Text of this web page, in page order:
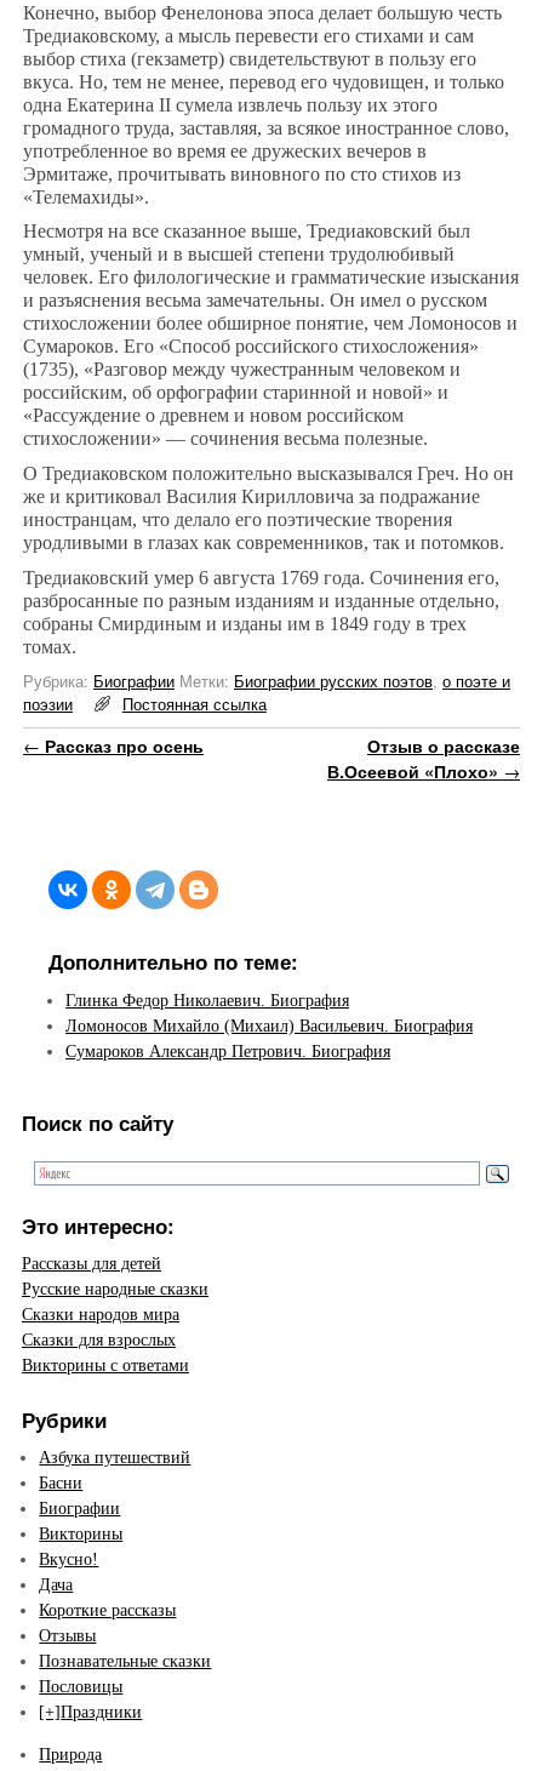
Конечно, выбор Фенелонова эпоса делает большую честь
Тредиаковскому, а мысль перевести его стихами и сам
выбор стиха (гекзаметр) свидетельствуют в пользу его
вкуса. Но, тем не менее, перевод его чудовищен, и только
одна Екатерина II сумела извлечь пользу их этого
громадного труда, заставляя, за всякое иностранное слово,
употребленное во время ее дружеских вечеров в
Эрмитаже, прочитывать виновного по сто стихов из
«Телемахиды».
Несмотря на все сказанное выше, Тредиаковский был
умный, ученый и в высшей степени трудолюбивый
человек. Его филологические и грамматические изыскания
и разъяснения весьма замечательны. Он имел о русском
стихосложении более обширное понятие, чем Ломоносов и
Сумароков. Его «Способ российского стихосложения»
(1735), «Разговор между чужестранным человеком и
российским, об орфографии старинной и новой» и
«Рассуждение о древнем и новом российском
стихосложении» — сочинения весьма полезные.
О Тредиаковском положительно высказывался Греч. Но он
же и критиковал Василия Кирилловича за подражание
иностранцам, что делало его поэтические творения
уродливыми в глазах как современников, так и потомков.
Тредиаковский умер 6 августа 1769 года. Сочинения его,
разбросанные по разным изданиям и изданные отдельно,
собраны Смирдиным и изданы им в 1849 году в трех
томах.
Рубрика: Биографии Метки: Биографии русских поэтов, о поэте и
поэзии
Постоянная ссылка
Навигация по записям
← Рассказ про осень
Отзыв о рассказе
В.Осеевой «Плохо» →
Дополнительно по теме:
Глинка Федор Николаевич. Биография
Ломоносов Михайло (Михаил) Васильевич. Биография
Сумароков Александр Петрович. Биография
Поиск по сайту
Это интересно:
Рассказы для детей
Русские народные сказки
Сказки народов мира
Сказки для взрослых
Викторины с ответами
Рубрики
Азбука путешествий
Басни
Биографии
Викторины
Вкусно!
Дача
Короткие рассказы
Отзывы
Познавательные сказки
Пословицы
[+]Праздники
Природа